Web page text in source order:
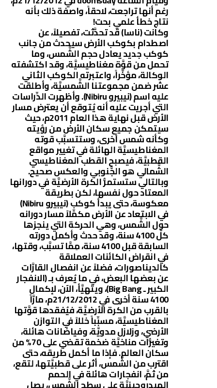
رغم أنها تراجعت، لاحقاً، واصفة ذلك بأنه
نتاج خطأ علمي بحت!
وكانت (ناسا) قد تحدَّثت، تفصيلاً، عن
اصطدام بكوكب الأرض سيحدث من جانب
كوكب جديد يعادل حجم الشَّمس، وما
تحمل من قوَّة مغناطيسيَّة، وقد اكتشفته
الوكالة، مؤخَّراً، واعتبرته الكوكب الثاني
عشر ضمن مجموعتنا الشَّمسيَّة، وأطلقت
عليه اسم (نيبيرو Nibiru). وأظهرت الدِّراسات
التي أجريت عليه أنه يُتوقع أن يعترض مسار
الأرض قبل نهاية هذا العام 2011م، حيث
سيتمكن جميع سكان الأرض من رؤيته
وكأنه شمس أخرى، وستتسبَّب قوته
المغناطيسيَّة الهائلة في تغيير مواقع
القطبيَّة، فيصبح القطب المغناطيسي
الشَّمالي هو الجَّنوبي والعكس صحيح.
وبالتالي ستستمرُّ الكرة الأرضيَّة في دورانها
المعتاد حول نفسها، لكن بطريقة
معكوسة، حتى يبدأ كوكب (نيبيرو Nibiru)
في الابتعاد عن الأرض مكمِّلاً مسار دورانه
حول الشَّمس، وهي الحركة التي ينجزها
كلَّ 4100 سنة، وقد حدث وأكمل دورته
السابقة قبل 4100 سنة، مِمَّا تسبَّب، وقتها،
في انقراض الكائنات العملاقة
كالديناصورات، فضلاً عن انفصال القارَّات
عن بعضها البعض، في ما يُعرف بـ (الانفجار
الكبير ـ Big Bang)، ويتهيَّأ، الآن، لإكمال
4100 سنة أخرى في 21/12/2012م، مارَّاً
بالقرب من الكرة الأرضيَّة، فيُفقدها قوَّتها
المغناطيسيَّة، مسبِّباً خللاً في التوازن
الأرضي، وزلازل مدويَّة، وفياضانات هائلة،
وتغيُّرات مناخيَّة ضخمة تقضي على 70% من
سكان العالم. فإذا ما أكمل طريقه، حتى
اقترب من الشَّمس، أثر على قطبيَّتها، لتقع،
من ثمَّ، انفجارات هائلة في الحمم
الهيدروجينيَّة على سطح الشَّمس، يصل